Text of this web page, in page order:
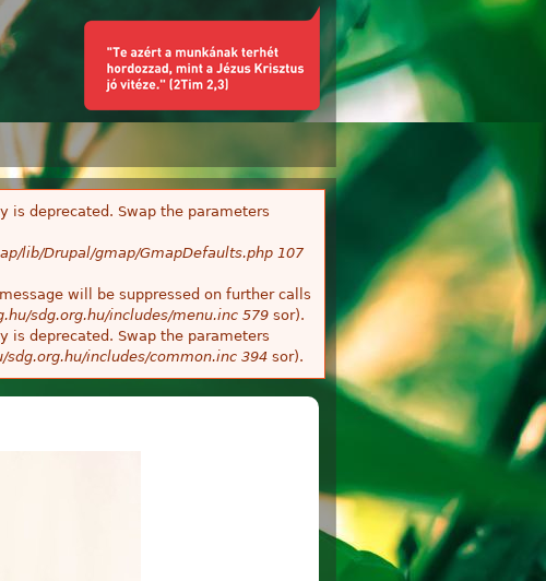
is deprecated. Swap the parameters
lib/Drupal/gmap/GmapDefaults.php 107
will be suppressed on further calls
sdg.org.hu/includes/menu.inc 579 sor).
is deprecated. Swap the parameters
includes/common.inc 394 sor).